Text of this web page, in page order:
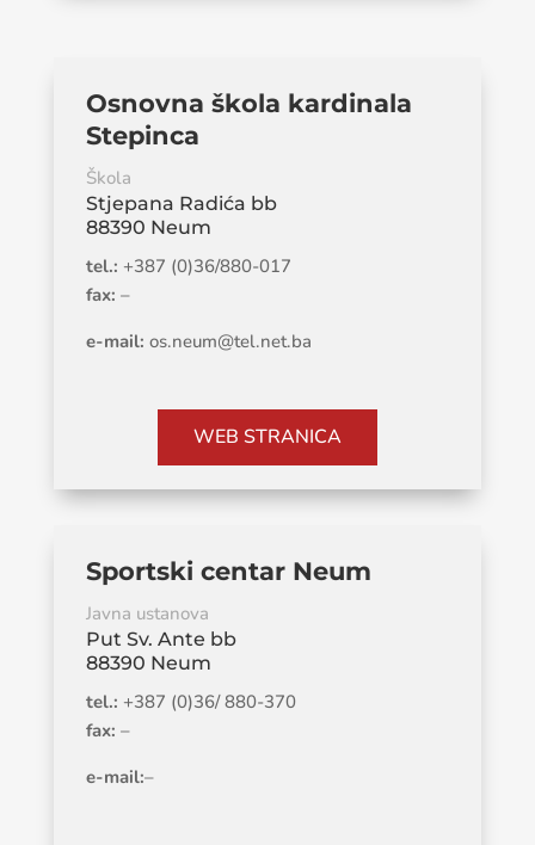
Osnovna škola kardinala
Stepinca
Škola
Stjepana Radića bb
88390 Neum
tel.: +387 (0)36/880-017
fax: –
e-mail: os.neum@tel.net.ba
WEB STRANICA
Sportski centar Neum
Javna ustanova
Put Sv. Ante bb
88390 Neum
tel.: +387 (0)36/ 880-370
fax: –
e-mail:–